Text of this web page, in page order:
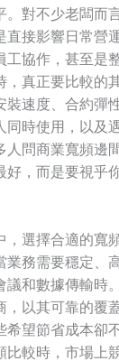
。對不少老闆而
直接影響日常營
工協作，甚至是
真正要比較的
裝速度、合約彈
同時使用，以及
人問商業寬頻邊
，而是要視乎
，選擇合適的寬
業務需要穩定、
議和數據傳輸時
，以其可靠的覆
望節省成本卻
比較時，市場上